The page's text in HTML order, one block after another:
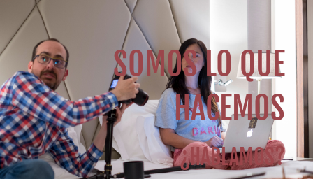
SOMOS LO QUE
HACEMOS
¿HABLAMOS?